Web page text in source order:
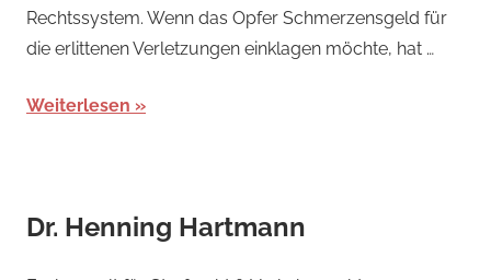
Rechtssystem. Wenn das Opfer Schmerzensgeld für
die erlittenen Verletzungen einklagen möchte, hat …
Weiterlesen
Dr. Henning Hartmann